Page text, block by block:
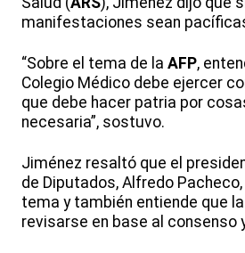
manifestaciones sean
“Sobre el tema de la AFP,
Colegio Médico debe ejercer
que debe hacer patria por
necesaria”, sostuvo.
Jiménez resaltó que el
de Diputados, Alfredo Pacheco,
tema y también entiende que
revisarse en base al consenso